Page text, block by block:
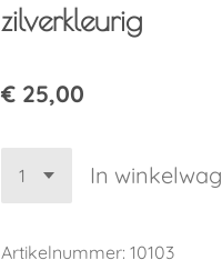
zilverkleurig
€ 25,00
In
Artikelnummer: 10103